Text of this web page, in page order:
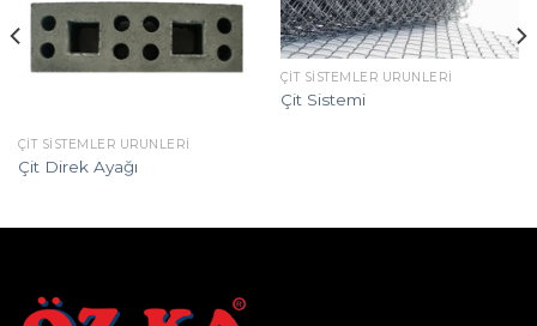
ÇIT SISTEMLER ÜRÜNLERI
Çit Direk Ayağı
ÇIT SISTEMLER ÜRÜNLERI
Çit Sistemi